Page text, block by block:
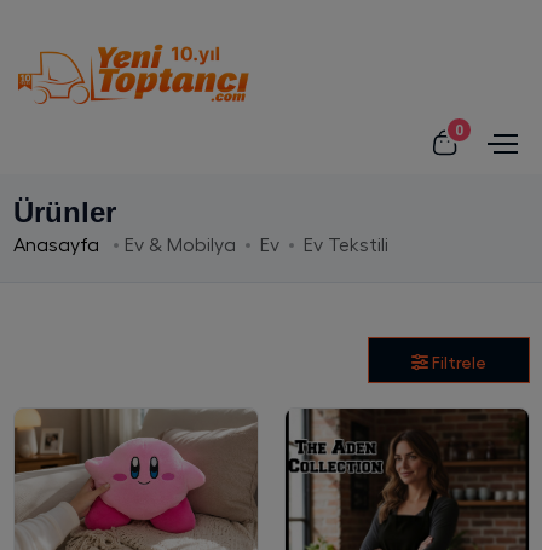
0
Ürünler
Anasayfa Ev & Mobilya Ev Ev Tekstili
Filtrele